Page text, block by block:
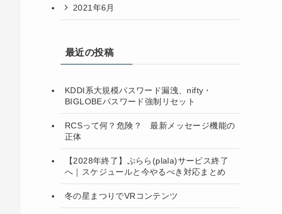
2021年6月
最近の投稿
KDDI系大規模パスワード漏洩、nifty・
BIGLOBEパスワード強制リセット
RCSって何？危険？ 最新メッセージ機能の
正体
【2028年終了】ぷらら(plala)サービス終了
へ｜スケジュールと今やるべき対応まとめ
冬の星まつりでVRコンテンツ